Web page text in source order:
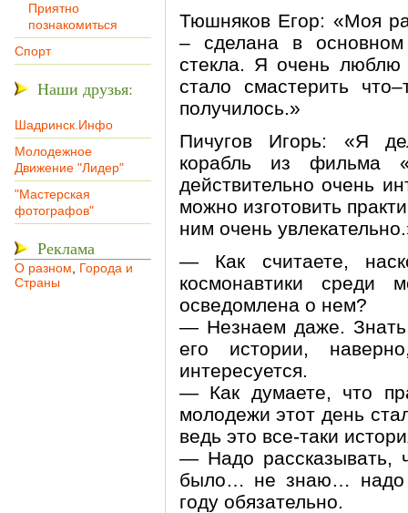
Приятно
познакомиться
Спорт
Наши друзья:
Шадринск.Инфо
Молодежное
Движение "Лидер"
"Мастерская
фотографов"
Реклама
О разном
Города и
Страны
Тюшняков Егор: «Моя
– сделана в
стекла. Я очень люблю
стало смастерить
получилось.»
Пичугов Игорь: «Я
корабль из фильма
действительно очень
можно изготовить
ним очень
— Как считаете,
космонавтики среди
осведомлена о нем?
— Незнаем даже.
его истории,
интересуется.
— Как думаете, что
молодежи этот день
ведь это все-таки
— Надо рассказывать,
было… не знаю… надо
году обязательно.